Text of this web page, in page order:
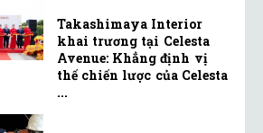
Takashimaya Interior
khai trương tại Celesta
Avenue: Khẳng định vị
thế chiến lược của Celesta
...